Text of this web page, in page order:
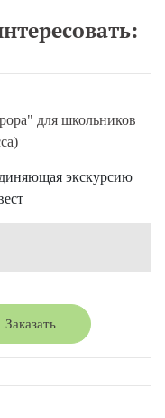
для школьников
экскурсию
Заказать